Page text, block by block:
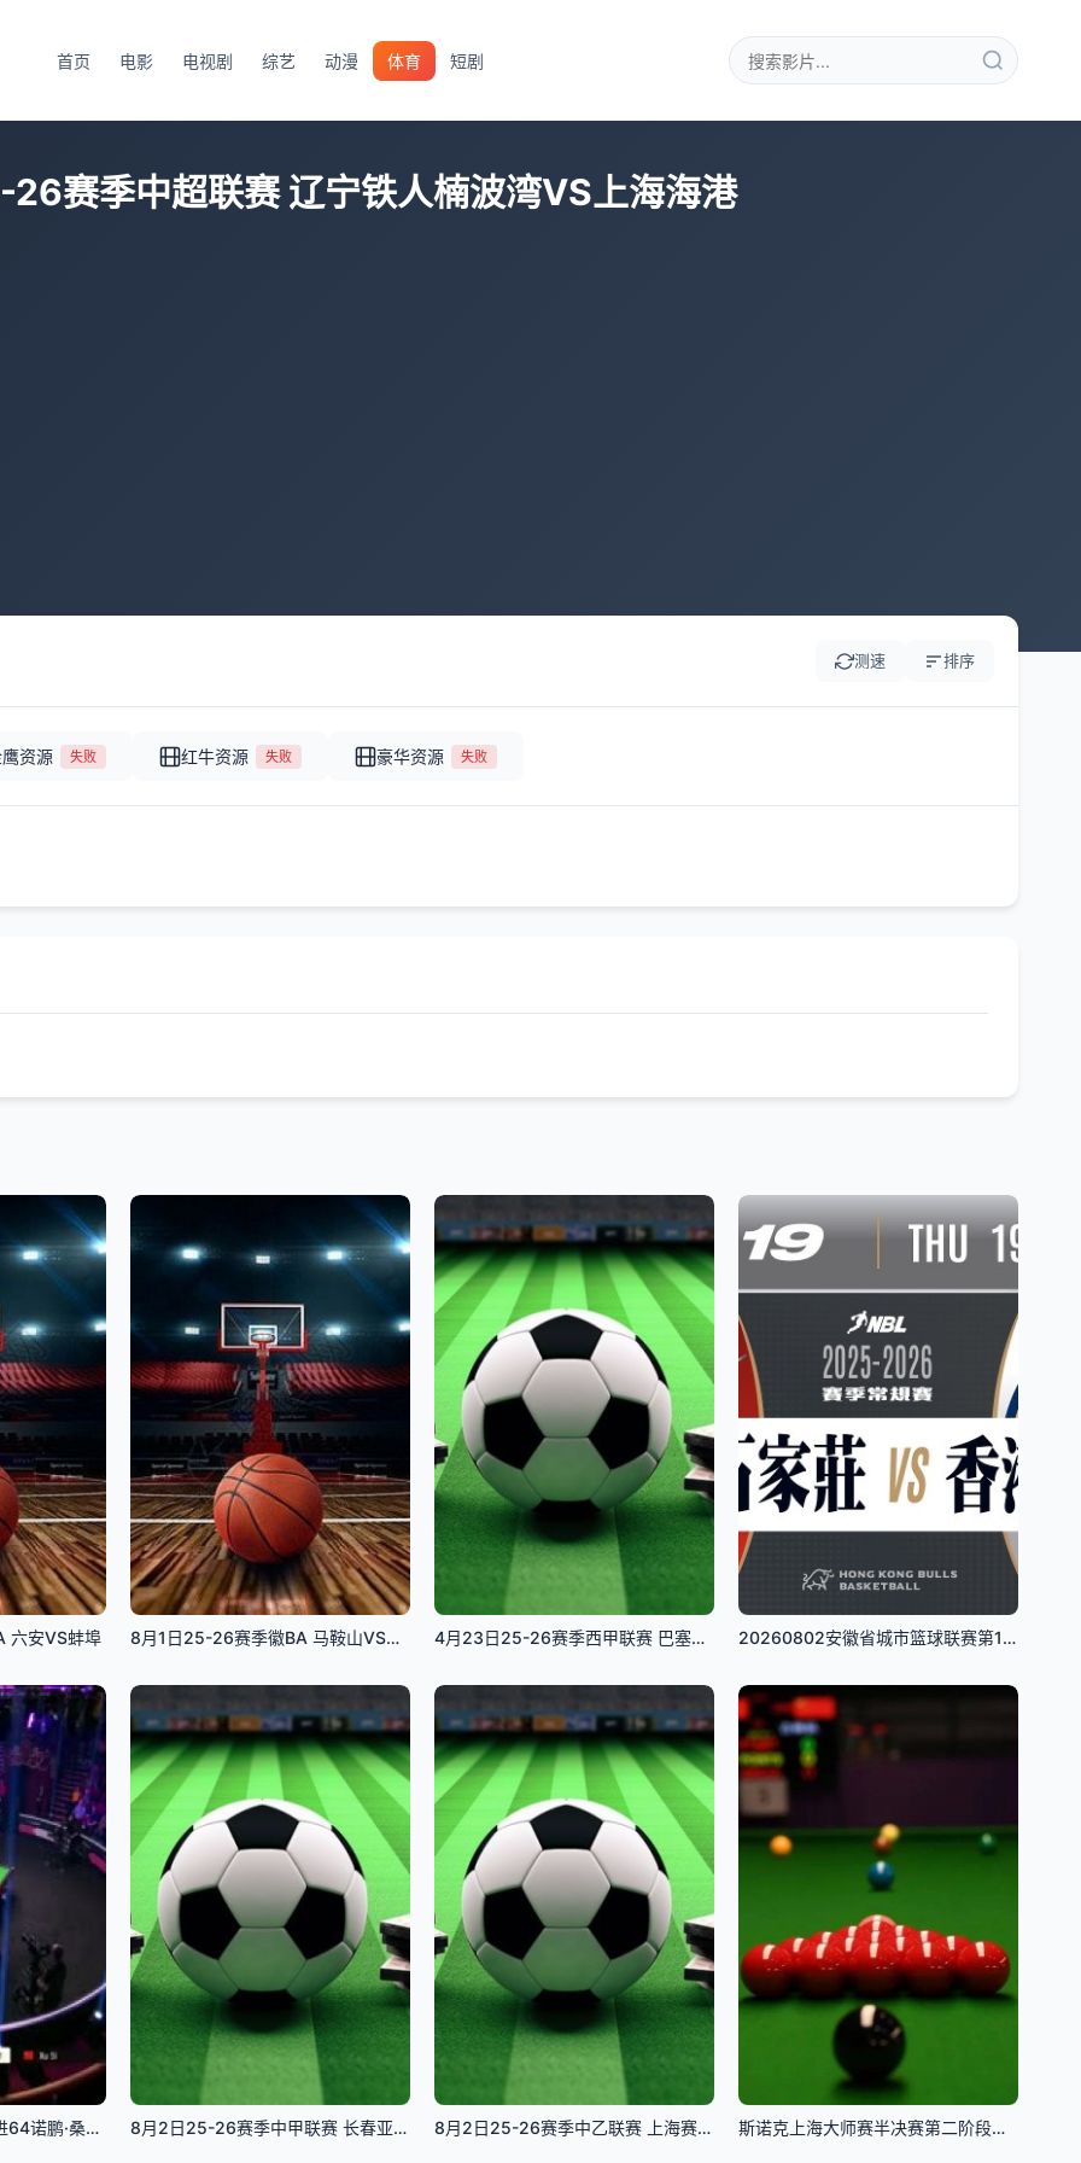
首页 电影 电视剧 综艺 动漫 体育 短剧
赛季中超联赛 辽宁铁人楠波湾VS上海海港
测速 排序
资源 失败 红牛资源 失败 豪华资源 失败
六安VS蚌埠 8月1日25-26赛季徽BA 马鞍山VS淮北 4月23日25-26赛季西甲联赛 巴塞罗那VS塞尔塔 20260802安徽省城市篮球联赛第10轮全场回放：六安vs蚌埠
斯诺克单局限时赛128进64诺鹏·桑卡姆49-25徐思(柏林)20251211 8月2日25-26赛季中甲联赛 长春亚泰VS石家庄功夫 8月2日25-26赛季中乙联赛 上海赛更达VS长春喜都 斯诺克上海大师赛半决赛第二阶段：凯伦·威尔逊VS赵心童